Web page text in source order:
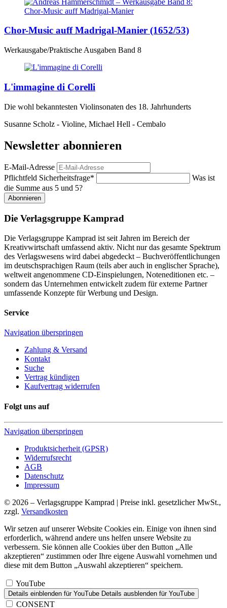
Chor-Music auff Madrigal-Manier (1652/53)
Werkausgabe/Praktische Ausgaben Band 8
L'immagine di Corelli
Die wohl bekanntesten Violinsonaten des 18. Jahrhunderts
Susanne Scholz - Violine, Michael Hell - Cembalo
Newsletter abonnieren
E-Mail-Adresse
Pflichtfeld Sicherheitsfrage*
Was ist
die Summe aus 5 und 5?
Abonnieren
Die Verlagsgruppe Kamprad
Die Verlagsgruppe Kamprad ist seit Jahren im Bereich der
Kreativwirtschaft umfassend aktiv. Nicht nur das gesamte Spektrum
des Verlagswesens wird dabei abgedeckt – Buchveröffentlichungen
im deutschsprachigen Raum (teils aber auch in englischer Sprache),
weltweit angenommene CD-Einspielungen, Noteneditionen etc. –
sondern das Unternehmen entwickelt zudem für externe Partner
umfassende Konzepte für Werbung und Design.
Service
Navigation überspringen
Zahlung & Versand
Kontakt
Suche
Vertrag kündigen
Kaufvertrag widerrufen
Folgt uns auf
Navigation überspringen
Produktsicherheit (GPSR)
Widerrufsrecht
AGB
Datenschutz
Impressum
© 2026 – Verlagsgruppe Kamprad | Preise inkl. gesetzlicher MwSt.,
zzgl. Versandkosten
Wir setzen auf unserer Website Cookies ein. Einige von ihnen sind
erforderlich, während andere uns helfen unsere Website zu
verbessern. Sie können alle Cookies über den Button „Alle
akzeptieren“ zustimmen oder Ihre eigene Auswahl vornehmen und
diese mit dem Button „Auswahl akzeptieren“ speichern.
YouTube
Details einblenden für YouTube Details ausblenden für YouTube
CONSENT